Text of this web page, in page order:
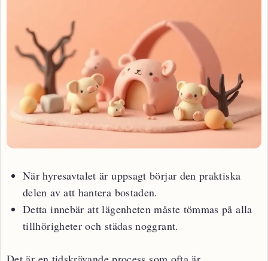
När hyresavtalet är uppsagt börjar den praktiska
delen av att hantera bostaden.
Detta innebär att lägenheten måste tömmas på alla
tillhörigheter och städas noggrant.